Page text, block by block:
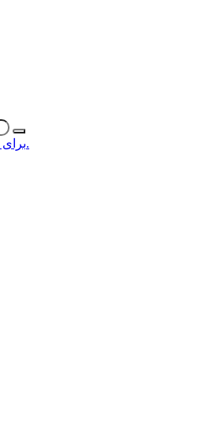
برای محصولات بیشتر کلیک کنید.